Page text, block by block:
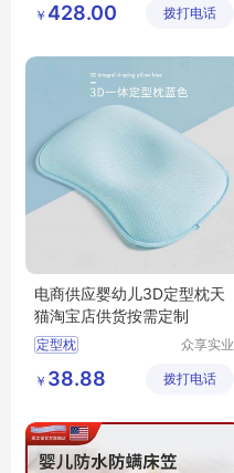
有限公司
￥ 428.00 拨打电话
电商供应婴幼儿3D定型枕天
猫淘宝店供货按需定制
定型枕
众享实业
有限公司
￥ 38.88 拨打电话